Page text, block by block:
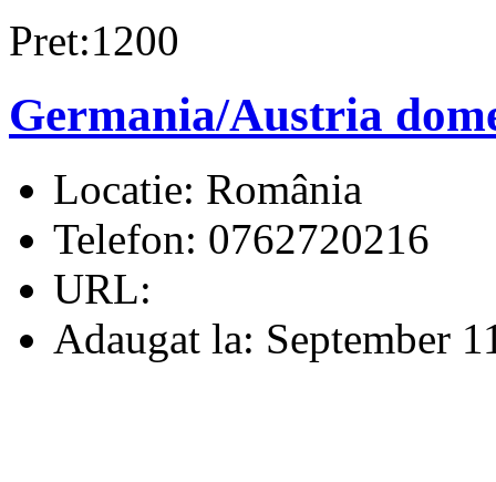
Pret:1200
Germania/Austria
Locatie: România
Telefon: 0762720216
URL:
Adaugat la: September